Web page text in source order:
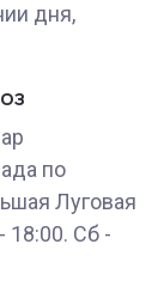
дня,
по
Луговая
18:00. Сб -